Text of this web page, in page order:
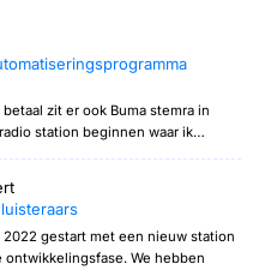
zit er ook Buma stemra in
station beginnen waar ik…
2022 gestart met een nieuw station
ontwikkelingsfase. We hebben